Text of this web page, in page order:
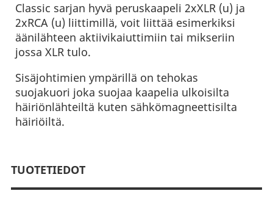
Classic sarjan hyvä peruskaapeli 2xXLR (u) ja
2xRCA (u) liittimillä, voit liittää esimerkiksi
äänilähteen aktiivikaiuttimiin tai mikseriin
jossa XLR tulo.
Sisäjohtimien ympärillä on tehokas
suojakuori joka suojaa kaapelia ulkoisilta
häiriönlähteiltä kuten sähkömagneettisilta
häiriöiltä.
TUOTETIEDOT